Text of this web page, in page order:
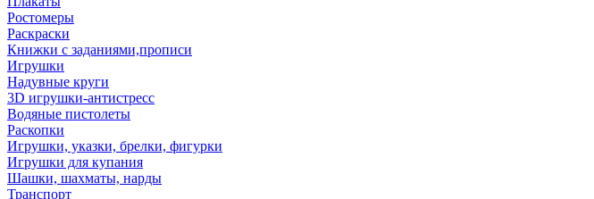
Ростомеры
Раскраски
Книжки с заданиями,прописи
Игрушки
Надувные круги
3D игрушки-антистресс
Водяные пистолеты
Раскопки
Игрушки, указки, брелки, фигурки
Игрушки для купания
Шашки, шахматы, нарды
Транспорт